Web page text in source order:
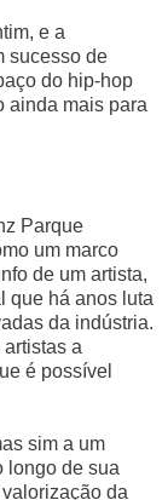
e a
sucesso de
do hip-hop
ainda mais para
Parque
um marco
de um artista,
que há anos luta
da indústria.
a
é possível
sim a um
longo de sua
da